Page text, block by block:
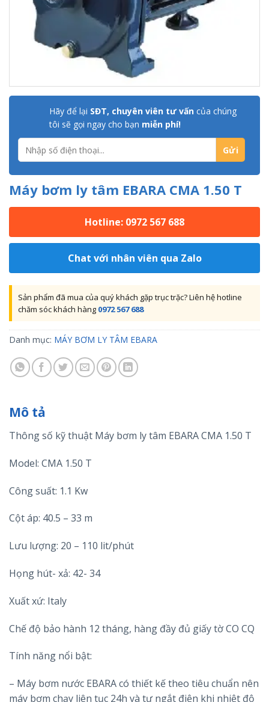
Hãy để lại SĐT, chuyên viên tư vấn của chúng
tôi sẽ gọi ngay cho bạn miễn phí!
Máy bơm ly tâm EBARA CMA 1.50 T
Hotline: 0972 567 688
Chat với nhân viên qua Zalo
Sản phẩm đã mua của quý khách gặp trục trặc? Liên hệ hotline
chăm sóc khách hàng 0972 567 688
Danh mục: MÁY BƠM LY TÂM EBARA
Mô tả
Thông số kỹ thuật Máy bơm ly tâm EBARA CMA 1.50 T
Model: CMA 1.50 T
Công suất: 1.1 Kw
Cột áp: 40.5 – 33 m
Lưu lượng: 20 – 110 lit/phút
Họng hút- xả: 42- 34
Xuất xứ: Italy
Chế độ bảo hành 12 tháng, hàng đầy đủ giấy tờ CO CQ
Tính năng nổi bật:
– Máy bơm nước EBARA có thiết kế theo tiêu chuẩn nên
máy bơm chạy liên tục 24h và tự ngắt điện khi nhiệt độ